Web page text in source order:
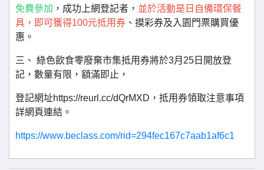
免費參加 ，成功上網登記者， 並於活動是日自備環保餐
具，即可獲得100元抵用券 、摸彩券及入園門票購買優
惠。
三、 綠色飲食零廢棄市集抵用券將於3月25日開放登
記，數量有限，額滿即止，
登記網址https://reurl.cc/dQrMXD，抵用券領取注意事項
詳網頁連結。
https://www.beclass.com/rid=294fec167c7aab1af6c1